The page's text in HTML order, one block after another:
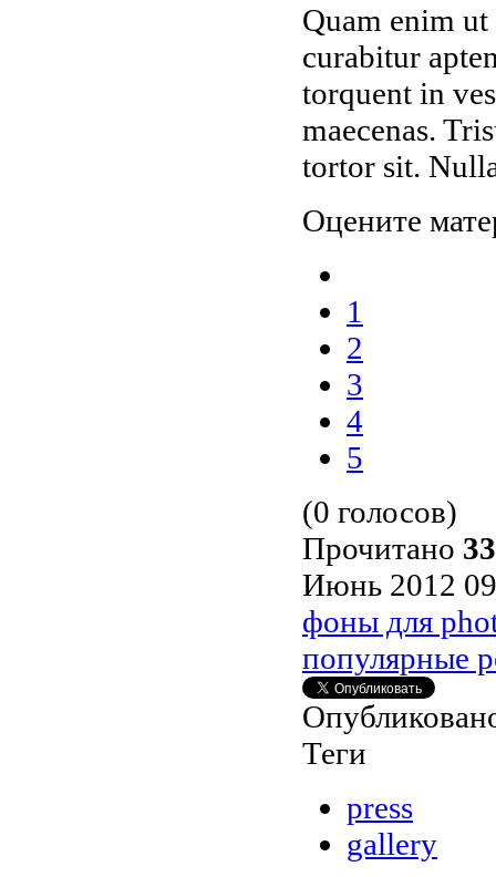
Quam enim
curabitur
torquent in
maecenas.
tortor sit.
Оцените
1
2
3
4
5
(0 голосов)
Прочитано
Июнь 2012
фоны для
популярные
Теги
press
gallery